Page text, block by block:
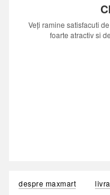
Veți ramine satisfacuti
foarte atractiv si
despre maxmart